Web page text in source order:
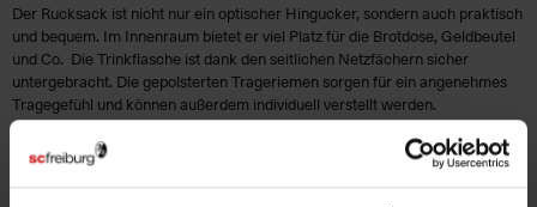
Der Rucksack ist nicht nur ein optischer Hingucker, sondern auch praktisch
und bequem. Im Innenraum bietet er viel Platz für die Brotdose, Geldbeutel
und Co. Die Trinkflasche ist dank den seitlichen Netzfächern sicher
untergebracht. Die gepolsterten Trageriemen sorgen für ein angenehmes
Tragegefühl und können außerdem individuell verstellt werden.
Der Kinderrucksack ist perfekt für Kinder ab 2 Jahren.